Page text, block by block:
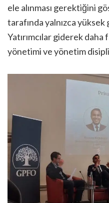
ele alınması gerektiğini
tarafında yalnızca
Yatırımcılar giderek
yönetimi ve yönetim